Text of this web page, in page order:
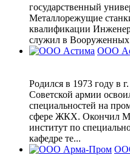
государственный
Металлорежущие
квалификации
служил в Вооруженных
ООО
Родился в 1973 году в
Советской армии
специальностей на
сфере ЖКХ. Окончил
институт по
кафедре те...